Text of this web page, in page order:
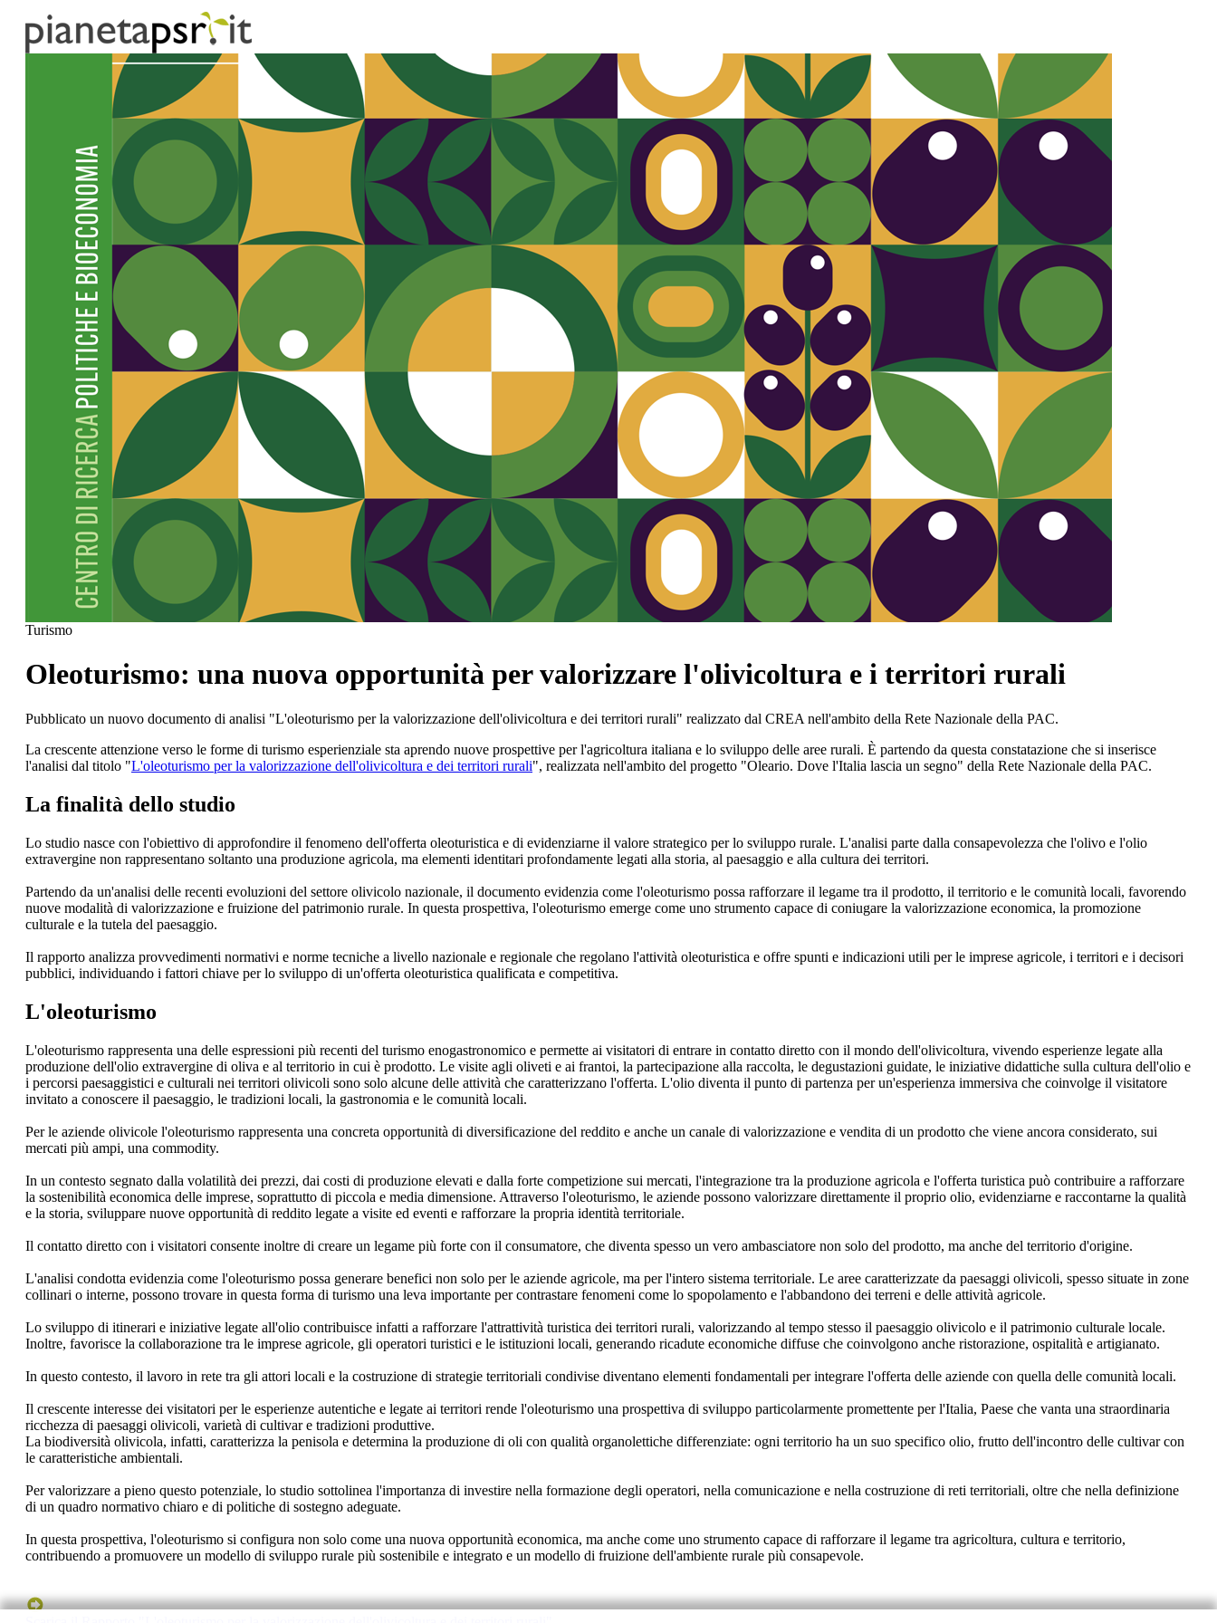
Turismo
Oleoturismo: una nuova opportunità per valorizzare l'olivicoltura e i territori rurali
Pubblicato un nuovo documento di analisi "L'oleoturismo per la valorizzazione dell'olivicoltura e dei territori rurali" realizzato dal CREA nell'ambito della Rete Nazionale della PAC.
La crescente attenzione verso le forme di turismo esperienziale sta aprendo nuove prospettive per l'agricoltura italiana e lo sviluppo delle aree rurali. È partendo da questa constatazione che si inserisce
l'analisi dal titolo "L'oleoturismo per la valorizzazione dell'olivicoltura e dei territori rurali", realizzata nell'ambito del progetto "Oleario. Dove l'Italia lascia un segno" della Rete Nazionale della PAC.
La finalità dello studio
Lo studio nasce con l'obiettivo di approfondire il fenomeno dell'offerta oleoturistica e di evidenziarne il valore strategico per lo sviluppo rurale. L'analisi parte dalla consapevolezza che l'olivo e l'olio
extravergine non rappresentano soltanto una produzione agricola, ma elementi identitari profondamente legati alla storia, al paesaggio e alla cultura dei territori.
Partendo da un'analisi delle recenti evoluzioni del settore olivicolo nazionale, il documento evidenzia come l'oleoturismo possa rafforzare il legame tra il prodotto, il territorio e le comunità locali, favorendo
nuove modalità di valorizzazione e fruizione del patrimonio rurale. In questa prospettiva, l'oleoturismo emerge come uno strumento capace di coniugare la valorizzazione economica, la promozione
culturale e la tutela del paesaggio.
Il rapporto analizza provvedimenti normativi e norme tecniche a livello nazionale e regionale che regolano l'attività oleoturistica e offre spunti e indicazioni utili per le imprese agricole, i territori e i decisori
pubblici, individuando i fattori chiave per lo sviluppo di un'offerta oleoturistica qualificata e competitiva.
L'oleoturismo
L'oleoturismo rappresenta una delle espressioni più recenti del turismo enogastronomico e permette ai visitatori di entrare in contatto diretto con il mondo dell'olivicoltura, vivendo esperienze legate alla
produzione dell'olio extravergine di oliva e al territorio in cui è prodotto. Le visite agli oliveti e ai frantoi, la partecipazione alla raccolta, le degustazioni guidate, le iniziative didattiche sulla cultura dell'olio e
i percorsi paesaggistici e culturali nei territori olivicoli sono solo alcune delle attività che caratterizzano l'offerta. L'olio diventa il punto di partenza per un'esperienza immersiva che coinvolge il visitatore
invitato a conoscere il paesaggio, le tradizioni locali, la gastronomia e le comunità locali.
Per le aziende olivicole l'oleoturismo rappresenta una concreta opportunità di diversificazione del reddito e anche un canale di valorizzazione e vendita di un prodotto che viene ancora considerato, sui
mercati più ampi, una commodity.
In un contesto segnato dalla volatilità dei prezzi, dai costi di produzione elevati e dalla forte competizione sui mercati, l'integrazione tra la produzione agricola e l'offerta turistica può contribuire a rafforzare
la sostenibilità economica delle imprese, soprattutto di piccola e media dimensione. Attraverso l'oleoturismo, le aziende possono valorizzare direttamente il proprio olio, evidenziarne e raccontarne la qualità
e la storia, sviluppare nuove opportunità di reddito legate a visite ed eventi e rafforzare la propria identità territoriale.
Il contatto diretto con i visitatori consente inoltre di creare un legame più forte con il consumatore, che diventa spesso un vero ambasciatore non solo del prodotto, ma anche del territorio d'origine.
L'analisi condotta evidenzia come l'oleoturismo possa generare benefici non solo per le aziende agricole, ma per l'intero sistema territoriale. Le aree caratterizzate da paesaggi olivicoli, spesso situate in zone
collinari o interne, possono trovare in questa forma di turismo una leva importante per contrastare fenomeni come lo spopolamento e l'abbandono dei terreni e delle attività agricole.
Lo sviluppo di itinerari e iniziative legate all'olio contribuisce infatti a rafforzare l'attrattività turistica dei territori rurali, valorizzando al tempo stesso il paesaggio olivicolo e il patrimonio culturale locale.
Inoltre, favorisce la collaborazione tra le imprese agricole, gli operatori turistici e le istituzioni locali, generando ricadute economiche diffuse che coinvolgono anche ristorazione, ospitalità e artigianato.
In questo contesto, il lavoro in rete tra gli attori locali e la costruzione di strategie territoriali condivise diventano elementi fondamentali per integrare l'offerta delle aziende con quella delle comunità locali.
Il crescente interesse dei visitatori per le esperienze autentiche e legate ai territori rende l'oleoturismo una prospettiva di sviluppo particolarmente promettente per l'Italia, Paese che vanta una straordinaria
ricchezza di paesaggi olivicoli, varietà di cultivar e tradizioni produttive.
La biodiversità olivicola, infatti, caratterizza la penisola e determina la produzione di oli con qualità organolettiche differenziate: ogni territorio ha un suo specifico olio, frutto dell'incontro delle cultivar con
le caratteristiche ambientali.
Per valorizzare a pieno questo potenziale, lo studio sottolinea l'importanza di investire nella formazione degli operatori, nella comunicazione e nella costruzione di reti territoriali, oltre che nella definizione
di un quadro normativo chiaro e di politiche di sostegno adeguate.
In questa prospettiva, l'oleoturismo si configura non solo come una nuova opportunità economica, ma anche come uno strumento capace di rafforzare il legame tra agricoltura, cultura e territorio,
contribuendo a promuovere un modello di sviluppo rurale più sostenibile e integrato e un modello di fruizione dell'ambiente rurale più consapevole.